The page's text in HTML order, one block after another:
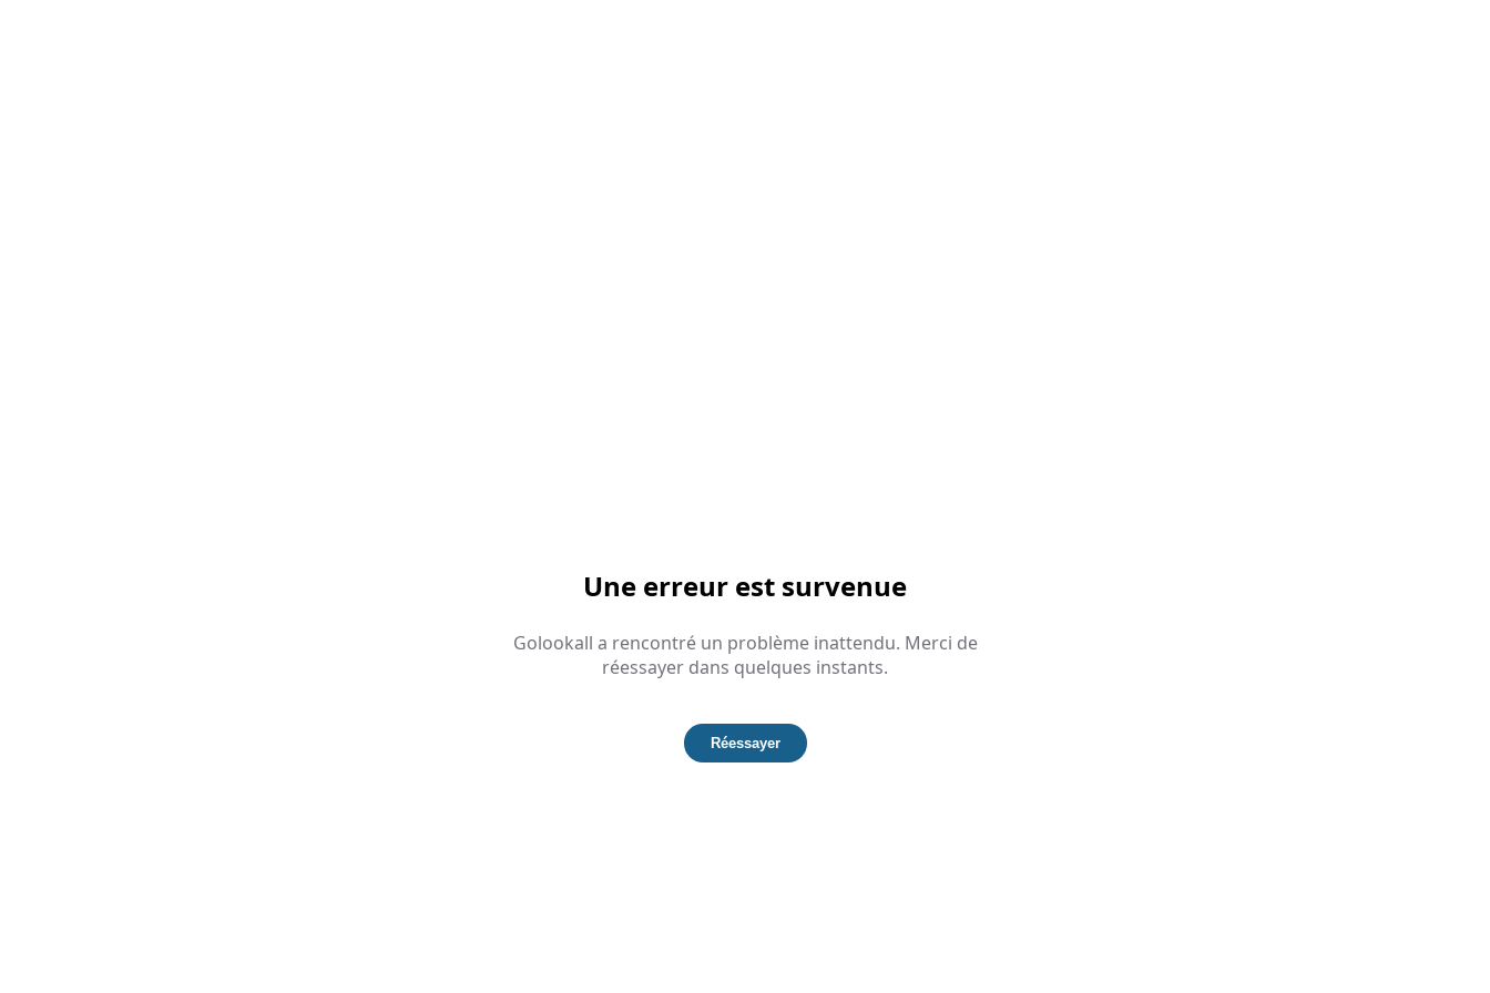
Une erreur est survenue
Golookall a rencontré un problème inattendu. Merci de
réessayer dans quelques instants.
Réessayer